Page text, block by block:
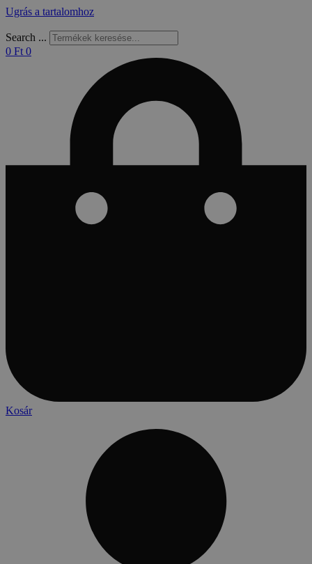
Ugrás a tartalomhoz
Search ...
0 Ft 0
Kosár